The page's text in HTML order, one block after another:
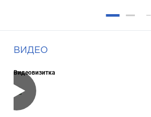
ВИДЕО
Видеовизитка